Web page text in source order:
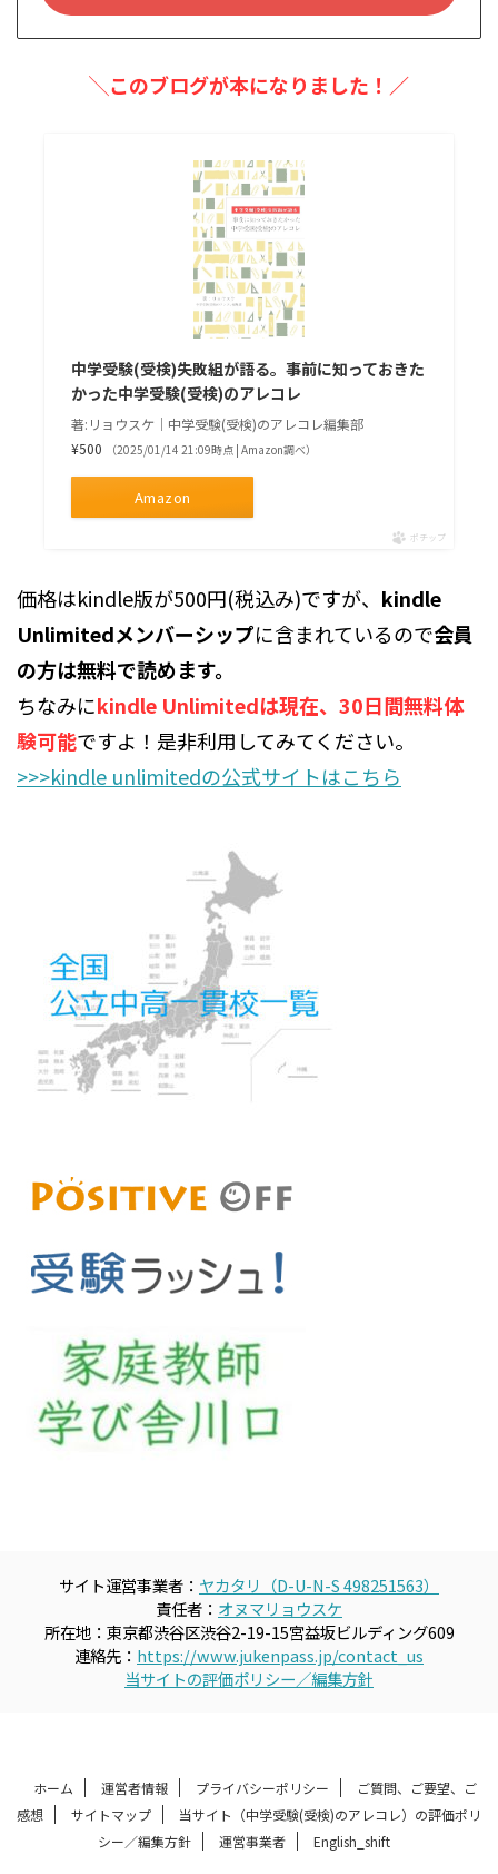
╲このブログが本になりました！／
中学受験(受検)失敗組が語る。事前に知っておきた
かった中学受験(受検)のアレコレ
著:リョウスケ｜中学受験(受検)のアレコレ編集部
¥500
（2025/01/14 21:09時点 | Amazon調べ）
Amazon
ポチップ
価格はkindle版が500円(税込み)ですが、 kindle
Unlimitedメンバーシップに含まれているので会員
の方は無料で読めます。
ちなみにkindle Unlimitedは現在、30日間無料体
験可能ですよ！是非利用してみてください。
>>>kindle unlimitedの公式サイトはこちら
サイト運営事業者： ヤカタリ（D-U-N-S 498251563）
責任者： オヌマリョウスケ
所在地：東京都渋谷区渋谷2-19-15宮益坂ビルディング609
連絡先： https://www.jukenpass.jp/contact_us
当サイトの評価ポリシー／編集方針
ホーム 運営者情報 プライバシーポリシー
ご質問、ご要望、ご
感想
サイトマップ
当サイト（中学受験(受検)のアレコレ）の評価ポリ
シー／編集方針
運営事業者 English_shift